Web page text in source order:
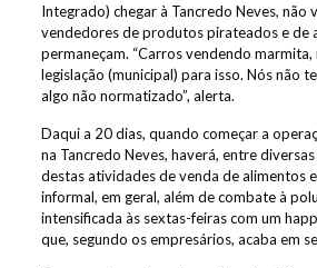
Integrado) chegar à Tancredo Neves, não
vendedores de produtos pirateados e de
permaneçam. “Carros vendendo marmita,
legislação (municipal) para isso. Nós não
algo não normatizado”, alerta.
Daqui a 20 dias, quando começar a
na Tancredo Neves, haverá, entre
destas atividades de venda de alimentos
informal, em geral, além de combate à
intensificada às sextas-feiras com um
que, segundo os empresários, acaba em